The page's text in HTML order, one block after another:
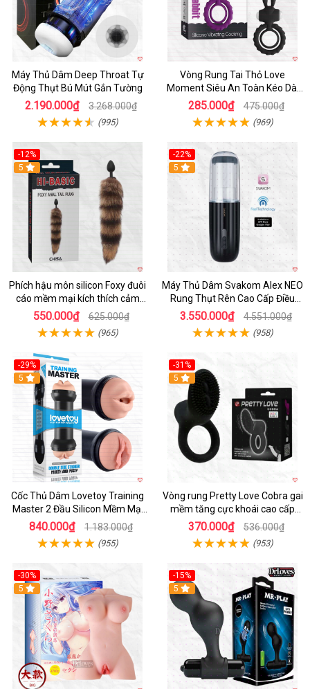
Máy Thủ Dâm Deep Throat Tự
Động Thụt Bú Mút Gắn Tường
2.190.000₫ 3.268.000₫
(995)
Vòng Rung Tai Thỏ Love
Moment Siêu An Toàn Kéo Dài
Thời Gian
285.000₫ 475.000₫
(969)
-12%
Hot
5
Phích hậu môn silicon Foxy đuôi
cáo mềm mại kích thích cảm
giác mới
550.000₫ 625.000₫
(965)
-22%
5
Máy Thủ Dâm Svakom Alex NEO
Rung Thụt Rên Cao Cấp Điều
Khiển App
3.550.000₫ 4.551.000₫
(958)
-29%
Hot
5
Cốc Thủ Dâm Lovetoy Training
Master 2 Đầu Silicon Mềm Mại
Tiện Lợi
840.000₫ 1.183.000₫
(955)
-31%
5
Vòng rung Pretty Love Cobra gai
mềm tăng cực khoái cao cấp
chính hãng
370.000₫ 536.000₫
(953)
-30%
Hot
5
-15%
Hot
5